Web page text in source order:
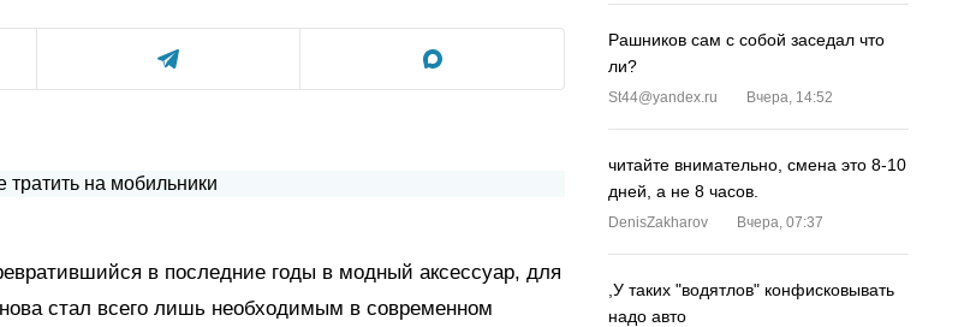
в последние годы в модный аксессуар, для
стал всего лишь необходимым в современном
Рашников сам с собой заседал что
ли?
St44@yandex.ru Вчера, 14:52
читайте внимательно, смена это 8-10
дней, а не 8 часов.
DenisZakharov Вчера, 07:37
,У таких "водятлов" конфисковывать
надо авто